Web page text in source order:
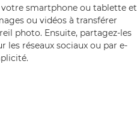
votre smartphone ou tablette et
ou vidéos à transférer
photo. Ensuite, partagez-les
les réseaux sociaux ou par e-